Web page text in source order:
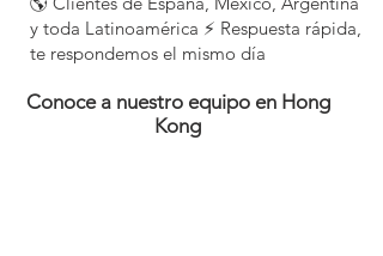
y toda Latinoamérica ⚡ Respuesta rápida,
te respondemos el mismo día
Conoce a nuestro equipo en Hong
Kong